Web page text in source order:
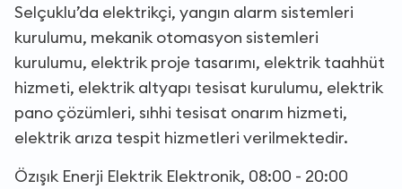
Selçuklu’da elektrikçi, yangın alarm sistemleri
kurulumu, mekanik otomasyon sistemleri
kurulumu, elektrik proje tasarımı, elektrik taahhüt
hizmeti, elektrik altyapı tesisat kurulumu, elektrik
pano çözümleri, sıhhi tesisat onarım hizmeti,
elektrik arıza tespit hizmetleri verilmektedir.
Özışık Enerji Elektrik Elektronik, 08:00 - 20:00